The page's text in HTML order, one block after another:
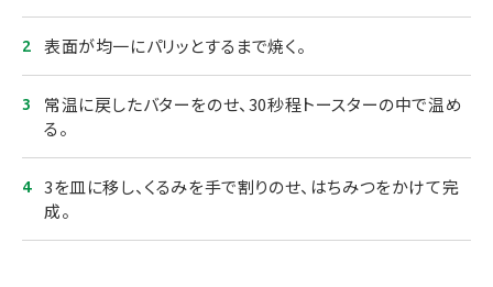
表面が均一にパリッとするまで焼く。
常温に戻したバターをのせ、30秒程トースターの中で温め
る。
3を皿に移し、くるみを手で割りのせ、はちみつをかけて完
成。